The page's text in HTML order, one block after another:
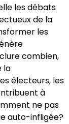
les débats
de la
les
combien,
la
électeurs, les
à
ne pas
auto-infligée?